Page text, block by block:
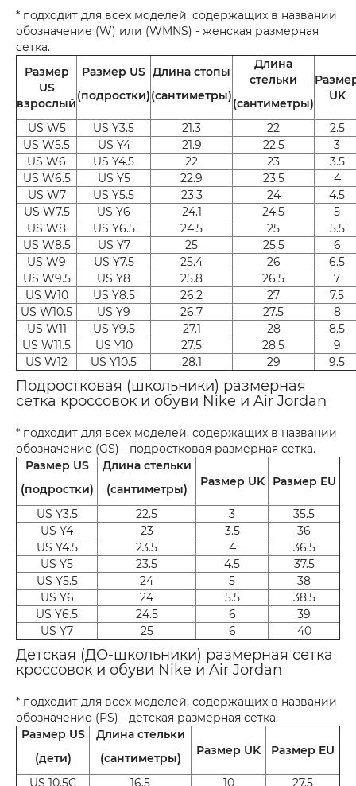
* подходит для всех моделей, содержащих в названии
обозначение (W) или (WMNS) - женская размерная
сетка.
Размер
US
взрослый
Размер US
(подростки)
Длина стопы
(сантиметры)
Длина
стельки
(сантиметры)
UK
US W5 US Y3.5 21.3 22
2.5
US W5.5
US Y4 21.9 22.5
3
US W6
US Y4.5 22 23
3.5
US W6.5
US Y5 22.9 23.5
4
US W7
US Y5.5 23.3 24
4.5
US W7.5
US Y6 24.1 24.5
5
US W8
US Y6.5 24.5 25
5.5
US W8.5
US Y7 25 25.5
6
US W9
US Y7.5 25.4 26
6.5
US W9.5
US Y8 25.8 26.5
7
US W10
US Y8.5 26.2 27
7.5
US W10.5
US Y9 26.7 27.5
8
US W11
US Y9.5 27.1 28
8.5
US W11.5
US Y10 27.5 28.5
9
US W12
US Y10.5 28.1 29 9.5
Подростковая (школьники) размерная
сетка кроссовок и обуви Nike и Air Jordan
* подходит для всех моделей, содержащих в названии
обозначение (GS) - подростковая размерная сетка.
Размер US
(подростки)
Длина стельки
(сантиметры)
Размер UK Размер EU
US Y3.5 22.5 3
35.5
US Y4
23 3.5
36
US Y4.5
23.5 4
36.5
US Y5
23.5 4.5
37.5
US Y5.5
24 5
38
US Y6
24 5.5
38.5
US Y6.5
24.5 6
39
US Y7
25 6 40
Детская (ДО-школьники) размерная сетка
кроссовок и обуви Nike и Air Jordan
* подходит для всех моделей, содержащих в названии
обозначение (PS) - детская размерная сетка.
Размер US
(дети)
Длина стельки
(сантиметры)
Размер UK Размер EU
US 10.5C 16.5 10 27.5